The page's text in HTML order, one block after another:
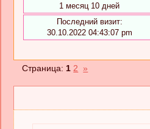
1 месяц 10 дней
Последний визит:
30.10.2022 04:43:07 pm
Страница:1 2 »